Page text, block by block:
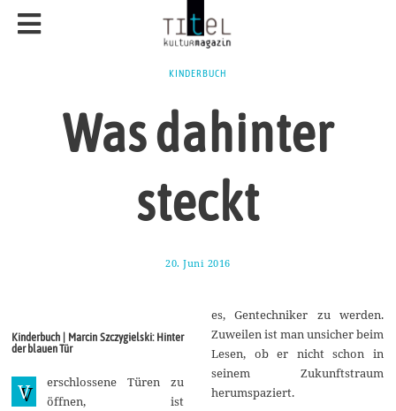
KINDERBUCH
Was dahinter
steckt
20. Juni 2016
u
u
s
t
2
0
Kinderbuch | Marcin Szczygielski: Hinter
der blauen Tür
V
erschlossene Türen zu
öffnen, ist
es, Gentechniker zu werden.
Zuweilen ist man unsicher beim
Lesen, ob er nicht schon in
seinem Zukunftstraum
herumspaziert.